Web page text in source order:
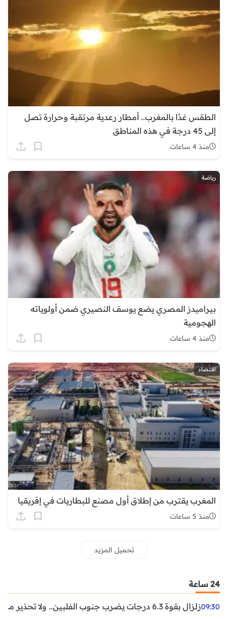
الطقس غدًا بالمغرب.. أمطار رعدية مرتقبة وحرارة تصل
إلى 45 درجة في هذه المناطق
منذ 4 ساعات
رياضة
بيراميدز المصري يضع يوسف النصيري ضمن أولوياته
الهجومية
منذ 4 ساعات
اقتصاد
المغرب يقترب من إطلاق أول مصنع للبطاريات في إفريقيا
منذ 5 ساعات
تحميل المزيد
24 ساعة
09:30زلزال بقوة 6.3 درجات يضرب جنوب الفلبين.. ولا تحذير من تسونامي حتى الآن